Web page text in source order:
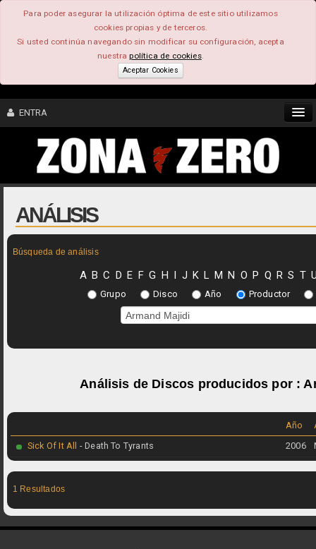
Para poder asegurar la utilización óptima de este sitio utilizamos
cookies propias y de terceros.
Si usted continúa navegando sin modificar su configuración, acepta
nuestrapolítica de cookies.
Aceptar Cookies
ENTRA
CONTENIDO
COMUNIDAD
FEEEDBACK
ANÁLISIS
Búsqueda de análisis
A B C D E F G H I J K L M N O P Q R S T
Grupo Disco Año Productor
Análisis de Discos producidos por :
Año
Sick Of It All
- Death To Tyrants 2006
1 Resultados